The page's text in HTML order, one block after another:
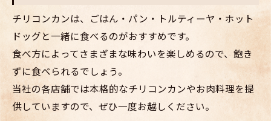
チリコンカンは、ごはん・パン・トルティーヤ・ホット
ドッグと一緒に食べるのがおすすめです。
食べ方によってさまざまな味わいを楽しめるので、飽き
ずに食べられるでしょう。
当社の各店舗では本格的なチリコンカンやお肉料理を提
供していますので、ぜひ一度お越しください。